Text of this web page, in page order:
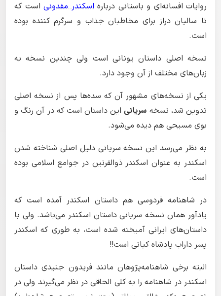
روایات افسانه‌ای و باستانی درباره اسکندر مقدونی است که
تا سالیان دراز برای مخاطبان جذاب و سرگرم کننده بوده
است‌.
نسخه اصلی داستان یونانی است ولی چندین نسخه به
زبان‌های مختلف از آن وجود دارد.
یکی از نسخه‌های مشهور آن که سده‌ها پس از نسخه اصلی
تدوین شد، نسخه سریانیاین داستان است که در آن رنگ و
بوی مسیحی هم دیده می‌شود.
به نظر می‌رسد این نسخه سریانی دلیل اصلی شناخته شدن
اسکندر به عنوان اسکندر ذوالقرنین در جوامع اسلامی بوده
است.
در شاهنامه فردوسی هم داستان اسکندر آمده است که
یادآور همان نسخه سریانی داستان اسکندر می‌باشد. ولی با
داستان‌های ایرانی آمیخته شده است، به طوری که اسکندر
پسر داراب پادشاه کیانی است!!
البته برخی شاهنامه‌پژوهان مانند فریدون جنیدی داستان
اسکندر در شاهنامه را به کلی الحاقی در نظر می‌گیرند ولی در